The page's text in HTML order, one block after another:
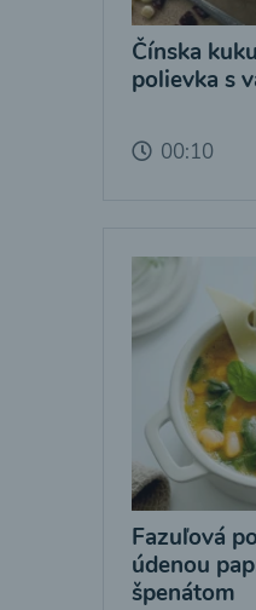
Čínska
polievka s
00:10
Fazuľová
údenou
špenátom